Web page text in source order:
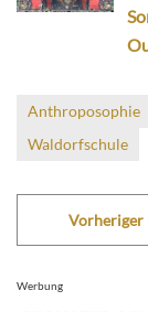
Anthroposophie
Waldorfschule
Vorheriger
Werbung